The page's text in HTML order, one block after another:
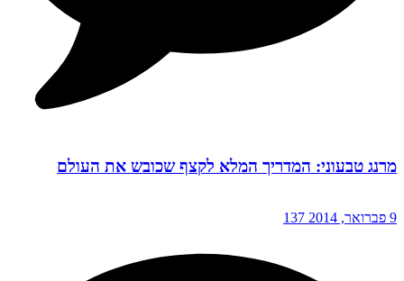
מרנג טבעוני: המדריך המלא לקצף שכובש את העולם
9 פברואר, 2014 137